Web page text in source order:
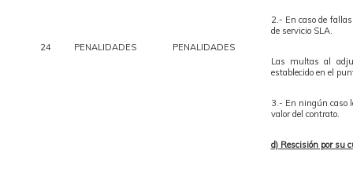
24 PENALIDADES PENALIDADES
2.- En caso de
de servicio SLA.
Las multas al
establecido en el
3.- En ningún caso
valor del contrato.
d) Rescisión por su